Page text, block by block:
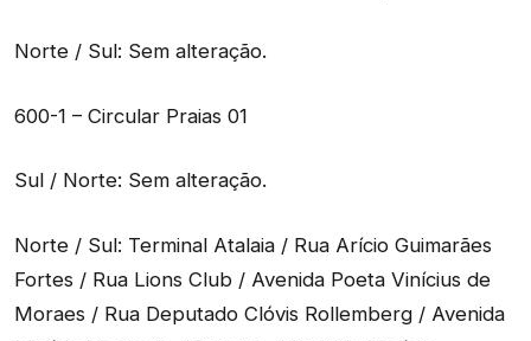
Norte / Sul: Sem alteração.
600-1 – Circular Praias 01
Sul / Norte: Sem alteração.
Norte / Sul: Terminal Atalaia / Rua Arício Guimarães
Fortes / Rua Lions Club / Avenida Poeta Vinícius de
Moraes / Rua Deputado Clóvis Rollemberg / Avenida